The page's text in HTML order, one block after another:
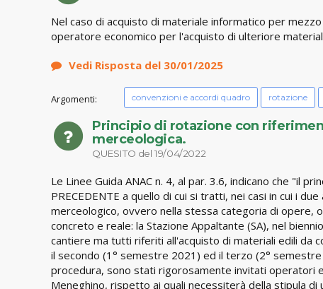
Nel caso di acquisto di materiale informatico per
operatore economico per l'acquisto di ulteriore
Vedi Risposta del 30/01/2025
Argomenti: convenzioni e accordi quadro rotazione
Principio di rotazione con
merceologica.
QUESITO del 19/04/2022
Le Linee Guida ANAC n. 4, al par. 3.6, indicano che "il
PRECEDENTE a quello di cui si tratti, nei casi in cui i
merceologico, ovvero nella stessa categoria di opere,
concreto e reale: la Stazione Appaltante (SA), nel
cantiere ma tutti riferiti all'acquisto di materiali edili da
il secondo (1° semestre 2021) ed il terzo (2°
procedura, sono stati rigorosamente invitati operatori
Meneghino, rispetto ai quali necessiterà della stipula